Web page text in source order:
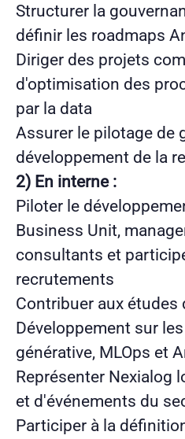
Structurer la
définir les roadmaps
Diriger des projets
d'optimisation des
par la data
Assurer le pilotage de
développement de la
2) En interne :
Piloter le
Business Unit,
consultants et
recrutements
Contribuer aux études
Développement sur
générative, MLOps et
Représenter Nexialog
et d'événements du
Participer à la